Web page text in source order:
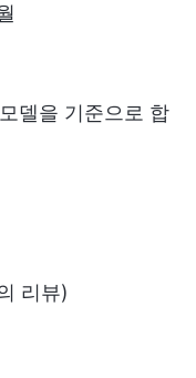
델을 기준으로 합
리뷰)